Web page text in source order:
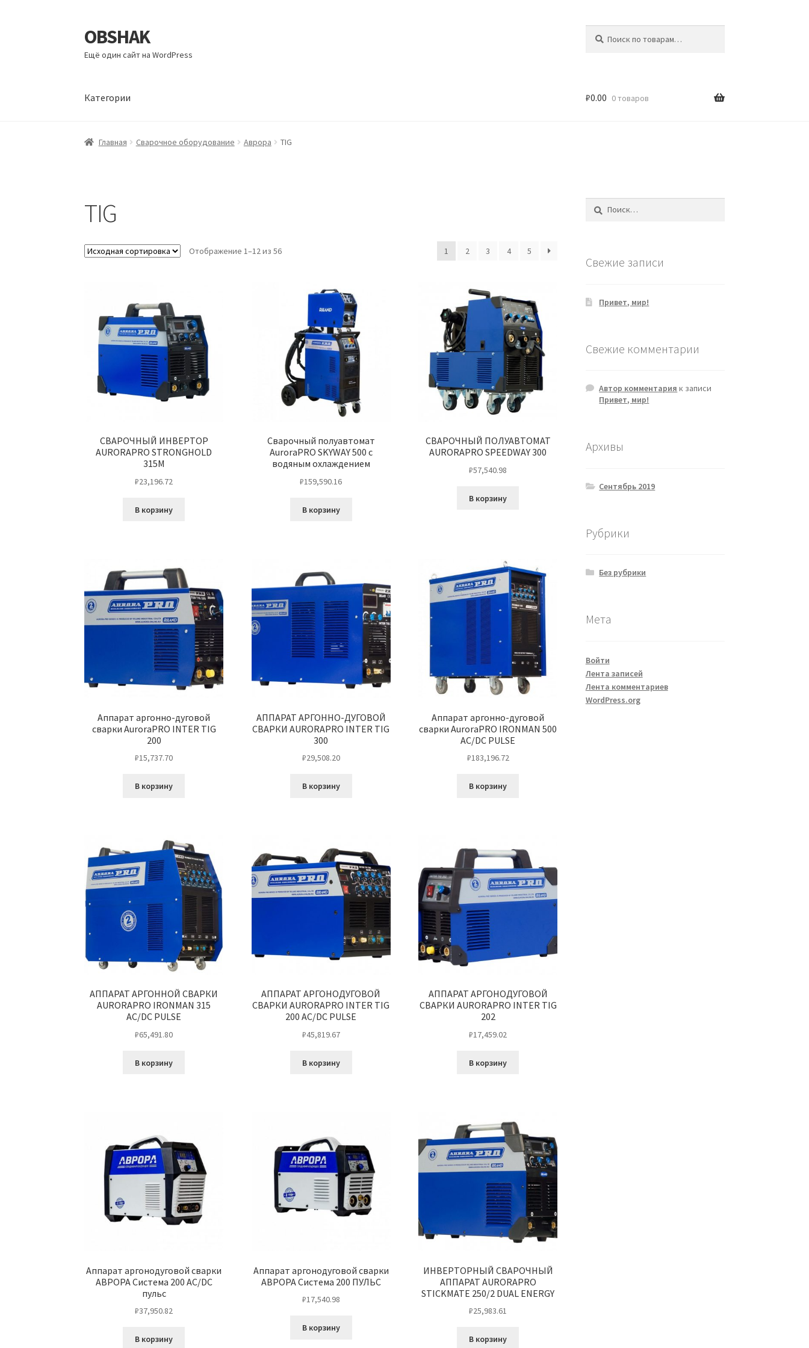
Перейти
к
навигации
Перейти
к
содержимому
OBSHAK
Ещё один сайт на WordPress
Категории
Главная Категории Корзина Мой аккаунт
₽0.00 0 товаров
Главная Сварочное оборудование Аврора TIG
TIG
Отображение 1–12 из 56 1 2 3 4 5
CВАРОЧНЫЙ ИНВЕРТОР
AURORAPRO STRONGHOLD
315M
₽23,196.72
В корзину
Cварочный полуавтомат
AuroraPRO SKYWAY 500 с
водяным охлаждением
₽159,590.16
В корзину
CВАРОЧНЫЙ ПОЛУАВТОМАТ
AURORAPRO SPEEDWAY 300
₽57,540.98
В корзину
Аппарат аргонно-дуговой
сварки AuroraPRO INTER TIG
200
₽15,737.70
В корзину
АППАРАТ АРГОННО-ДУГОВОЙ
СВАРКИ AURORAPRO INTER TIG
300
₽29,508.20
В корзину
Аппарат аргонно-дуговой
сварки AuroraPRO IRONMAN 500
AC/DC PULSE
₽183,196.72
В корзину
АППАРАТ АРГОННОЙ СВАРКИ
AURORAPRO IRONMAN 315
AC/DC PULSE
₽65,491.80
В корзину
АППАРАТ АРГОНОДУГОВОЙ
СВАРКИ AURORAPRO INTER TIG
200 AC/DC PULSE
₽45,819.67
В корзину
АППАРАТ АРГОНОДУГОВОЙ
СВАРКИ AURORAPRO INTER TIG
202
₽17,459.02
В корзину
Аппарат аргонодуговой сварки
АВРОРА Система 200 AC/DC
пульс
₽37,950.82
В корзину
Аппарат аргонодуговой сварки
АВРОРА Система 200 ПУЛЬС
₽17,540.98
В корзину
ИНВЕРТОРНЫЙ СВАРОЧНЫЙ
АППАРАТ AURORAPRO
STICKMATE 250/2 DUAL ENERGY
₽25,983.61
В корзину
Найти:
Свежие записи
Привет, мир!
Свежие комментарии
Автор комментария к записи
Привет, мир!
Архивы
Сентябрь 2019
Рубрики
Без рубрики
Мета
Войти
Лента записей
Лента комментариев
WordPress.org